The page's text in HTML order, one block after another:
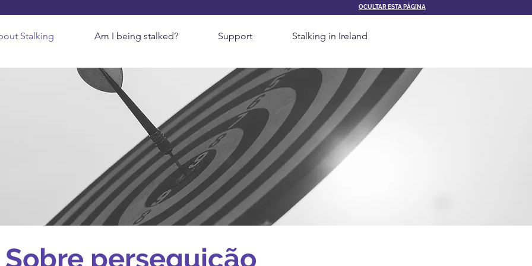
OCULTAR ESTA PÁGINA
Stalking Am I being stalked? Support Stalking in Ireland
Sobre perseguição